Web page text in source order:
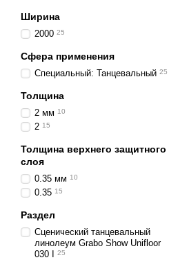
Ширина
2000 25
Сфера применения
Специальный: Танцевальный 25
Толщина
2 мм 10
2 15
Толщина верхнего защитного
слоя
0.35 мм 10
0.35 15
Раздел
Сценический танцевальный
линолеум Grabo Show Unifloor
030 I
25